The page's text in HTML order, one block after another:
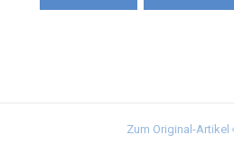
Zum Original-Artikel